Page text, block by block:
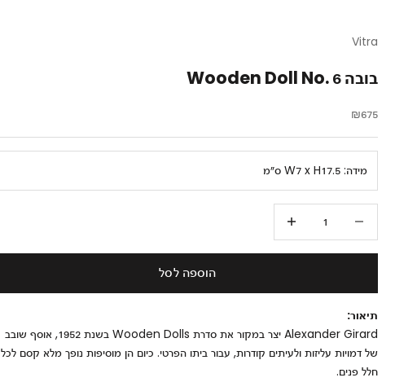
Vitra
בובה Wooden Doll No. 6
מחיר מבצע
₪675
מידה: W7 x H17.5 ס״מ
הוספה לסל
תיאור:
Alexander Girard יצר במקור את סדרת Wooden Dolls בשנת 1952, אוסף שובב
של דמויות עליזות ולעיתים קודרות, עבור ביתו הפרטי. כיום הן מוסיפות נופך מלא קסם לכל
חלל פנים.